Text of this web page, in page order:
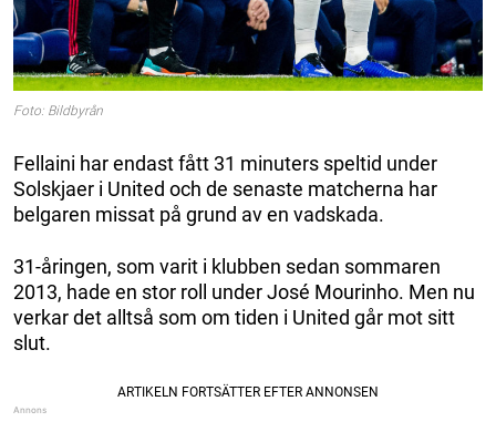
Foto: Bildbyrån
Fellaini har endast fått 31 minuters speltid under
Solskjaer i United och de senaste matcherna har
belgaren missat på grund av en vadskada.
31-åringen, som varit i klubben sedan sommaren
2013, hade en stor roll under José Mourinho. Men nu
verkar det alltså som om tiden i United går mot sitt
slut.